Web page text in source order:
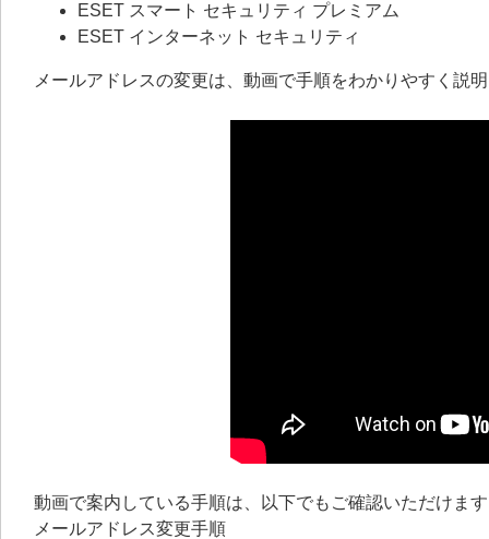
ESET スマート セキュリティ プレミアム
ESET インターネット セキュリティ
メールアドレスの変更は、動画で手順をわかりやすく説
動画で案内している手順は、以下でもご確認いただけま
メールアドレス変更手順